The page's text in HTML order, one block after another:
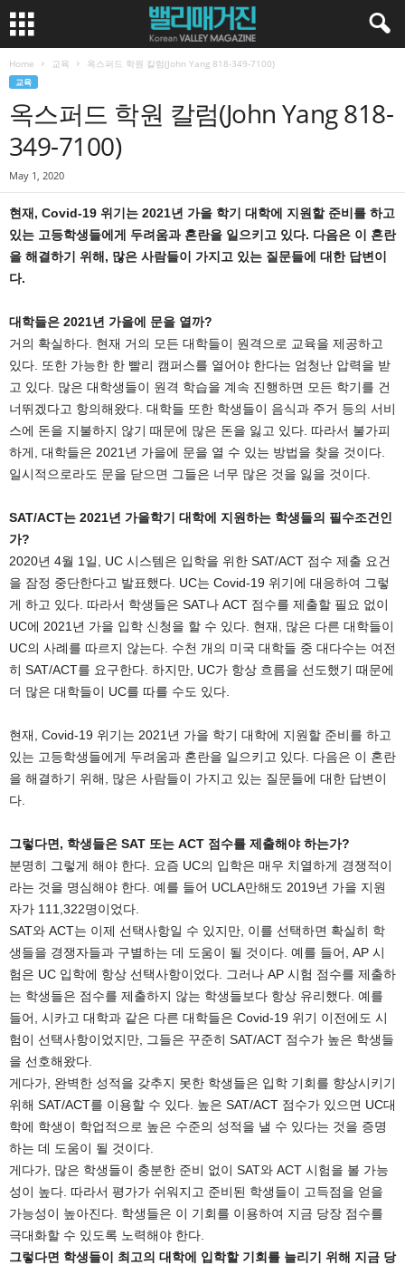
Home 교육 옥스퍼드 학원 칼럼(John Yang 818-349-7100)
교육
옥스퍼드 학원 칼럼(John Yang 818-
349-7100)
May 1, 2020
현재, Covid-19 위기는 2021년 가을 학기 대학에 지원할 준비를 하고
있는 고등학생들에게 두려움과 혼란을 일으키고 있다. 다음은 이 혼란
을 해결하기 위해, 많은 사람들이 가지고 있는 질문들에 대한 답변이
다.
대학들은 2021년 가을에 문을 열까?
거의 확실하다. 현재 거의 모든 대학들이 원격으로 교육을 제공하고
있다. 또한 가능한 한 빨리 캠퍼스를 열어야 한다는 엄청난 압력을 받
고 있다. 많은 대학생들이 원격 학습을 계속 진행하면 모든 학기를 건
너뛰겠다고 항의해왔다. 대학들 또한 학생들이 음식과 주거 등의 서비
스에 돈을 지불하지 않기 때문에 많은 돈을 잃고 있다. 따라서 불가피
하게, 대학들은 2021년 가을에 문을 열 수 있는 방법을 찾을 것이다.
일시적으로라도 문을 닫으면 그들은 너무 많은 것을 잃을 것이다.
SAT/ACT는 2021년 가을학기 대학에 지원하는 학생들의 필수조건인
가?
2020년 4월 1일, UC 시스템은 입학을 위한 SAT/ACT 점수 제출 요건
을 잠정 중단한다고 발표했다. UC는 Covid-19 위기에 대응하여 그렇
게 하고 있다. 따라서 학생들은 SAT나 ACT 점수를 제출할 필요 없이
UC에 2021년 가을 입학 신청을 할 수 있다. 현재, 많은 다른 대학들이
UC의 사례를 따르지 않는다. 수천 개의 미국 대학들 중 대다수는 여전
히 SAT/ACT를 요구한다. 하지만, UC가 항상 흐름을 선도했기 때문에
더 많은 대학들이 UC를 따를 수도 있다.
현재, Covid-19 위기는 2021년 가을 학기 대학에 지원할 준비를 하고
있는 고등학생들에게 두려움과 혼란을 일으키고 있다. 다음은 이 혼란
을 해결하기 위해, 많은 사람들이 가지고 있는 질문들에 대한 답변이
다.
그렇다면, 학생들은 SAT 또는 ACT 점수를 제출해야 하는가?
분명히 그렇게 해야 한다. 요즘 UC의 입학은 매우 치열하게 경쟁적이
라는 것을 명심해야 한다. 예를 들어 UCLA만해도 2019년 가을 지원
자가 111,322명이었다.
SAT와 ACT는 이제 선택사항일 수 있지만, 이를 선택하면 확실히 학
생들을 경쟁자들과 구별하는 데 도움이 될 것이다. 예를 들어, AP 시
험은 UC 입학에 항상 선택사항이었다. 그러나 AP 시험 점수를 제출하
는 학생들은 점수를 제출하지 않는 학생들보다 항상 유리했다. 예를
들어, 시카고 대학과 같은 다른 대학들은 Covid-19 위기 이전에도 시
험이 선택사항이었지만, 그들은 꾸준히 SAT/ACT 점수가 높은 학생들
을 선호해왔다.
게다가, 완벽한 성적을 갖추지 못한 학생들은 입학 기회를 향상시키기
위해 SAT/ACT를 이용할 수 있다. 높은 SAT/ACT 점수가 있으면 UC대
학에 학생이 학업적으로 높은 수준의 성적을 낼 수 있다는 것을 증명
하는 데 도움이 될 것이다.
게다가, 많은 학생들이 충분한 준비 없이 SAT와 ACT 시험을 볼 가능
성이 높다. 따라서 평가가 쉬워지고 준비된 학생들이 고득점을 얻을
가능성이 높아진다. 학생들은 이 기회를 이용하여 지금 당장 점수를
극대화할 수 있도록 노력해야 한다.
그렇다면 학생들이 최고의 대학에 입학할 기회를 늘리기 위해 지금 당